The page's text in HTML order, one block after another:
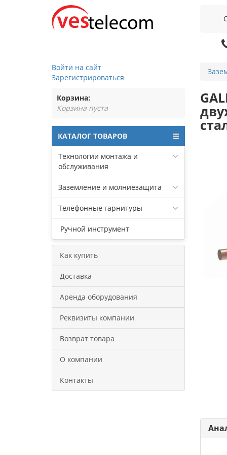
Войти на сайт
Зарегистрироваться
Корзина:
Корзина пуста
КАТАЛОГ ТОВАРОВ
Технологии монтажа и
обслуживания
Заземление и молниезащита
Телефонные гарнитуры
Ручной инструмент
Как купить
Доставка
Аренда оборудования
Реквизиты компании
Возврат товара
О компании
Контакты